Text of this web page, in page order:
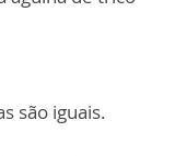
são iguais.